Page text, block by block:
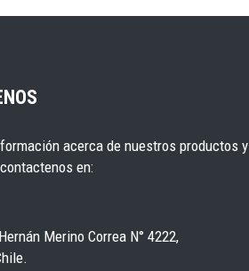
acerca de nuestros productos y
en:
Merino Correa N° 4222,